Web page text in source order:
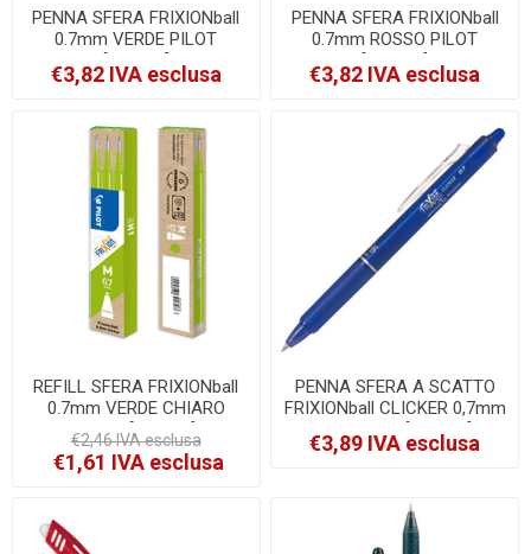
PENNA SFERA FRIXIONball
0.7mm VERDE PILOT
[006663]
€3,82 IVA esclusa
PENNA SFERA FRIXIONball
0.7mm ROSSO PILOT
[006662]
€3,82 IVA esclusa
REFILL SFERA FRIXIONball
0.7mm VERDE CHIARO
PILOT [006608]
€2,46 IVA esclusa
€1,61 IVA esclusa
PENNA SFERA A SCATTO
FRIXIONball CLICKER 0,7mm
BLU PILOT [006791]
€3,89 IVA esclusa